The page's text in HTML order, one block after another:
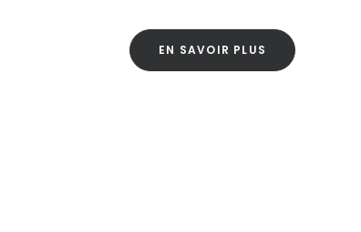
EN SAVOIR PLUS